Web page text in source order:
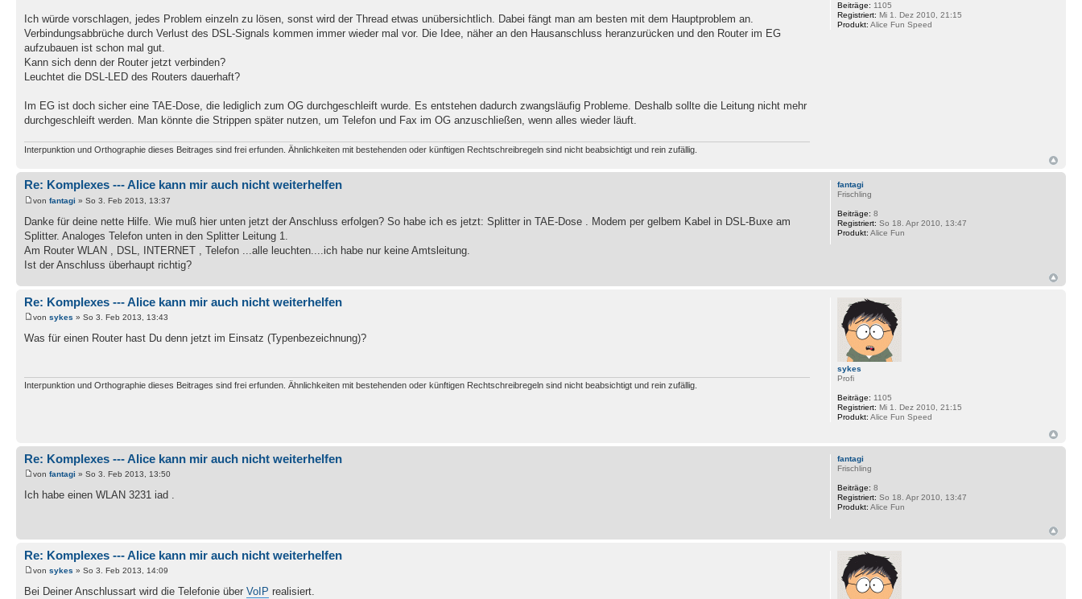
Ich würde vorschlagen, jedes Problem einzeln zu lösen, sonst wird der Thread etwas unübersichtlich. Dabei fängt man am besten mit dem Hauptproblem an.
Verbindungsabbrüche durch Verlust des DSL-Signals kommen immer wieder mal vor. Die Idee, näher an den Hausanschluss heranzurücken und den Router im EG
aufzubauen ist schon mal gut.
Kann sich denn der Router jetzt verbinden?
Leuchtet die DSL-LED des Routers dauerhaft?
Im EG ist doch sicher eine TAE-Dose, die lediglich zum OG durchgeschleift wurde. Es entstehen dadurch zwangsläufig Probleme. Deshalb sollte die Leitung nicht mehr
durchgeschleift werden. Man könnte die Strippen später nutzen, um Telefon und Fax im OG anzuschließen, wenn alles wieder läuft.
Interpunktion und Orthographie dieses Beitrages sind frei erfunden. Ähnlichkeiten mit bestehenden oder künftigen Rechtschreibregeln sind nicht beabsichtigt und rein zufällig.
Beiträge: 1105
Registriert: Mi 1. Dez 2010, 21:15
Produkt: Alice Fun Speed
Re: Komplexes --- Alice kann mir auch nicht weiterhelfen
von fantagi » So 3. Feb 2013, 13:37
Danke für deine nette Hilfe. Wie muß hier unten jetzt der Anschluss erfolgen? So habe ich es jetzt: Splitter in TAE-Dose . Modem per gelbem Kabel in DSL-Buxe am
Splitter. Analoges Telefon unten in den Splitter Leitung 1.
Am Router WLAN , DSL, INTERNET , Telefon ...alle leuchten....ich habe nur keine Amtsleitung.
Ist der Anschluss überhaupt richtig?
fantagi
Frischling
Beiträge: 8
Registriert: So 18. Apr 2010, 13:47
Produkt: Alice Fun
Re: Komplexes --- Alice kann mir auch nicht weiterhelfen
von sykes » So 3. Feb 2013, 13:43
Was für einen Router hast Du denn jetzt im Einsatz (Typenbezeichnung)?
Interpunktion und Orthographie dieses Beitrages sind frei erfunden. Ähnlichkeiten mit bestehenden oder künftigen Rechtschreibregeln sind nicht beabsichtigt und rein zufällig.
sykes
Profi
Beiträge: 1105
Registriert: Mi 1. Dez 2010, 21:15
Produkt: Alice Fun Speed
Re: Komplexes --- Alice kann mir auch nicht weiterhelfen
von fantagi » So 3. Feb 2013, 13:50
Ich habe einen WLAN 3231 iad .
fantagi
Frischling
Beiträge: 8
Registriert: So 18. Apr 2010, 13:47
Produkt: Alice Fun
Re: Komplexes --- Alice kann mir auch nicht weiterhelfen
von sykes » So 3. Feb 2013, 14:09
Bei Deiner Anschlussart wird die Telefonie über VoIP realisiert.